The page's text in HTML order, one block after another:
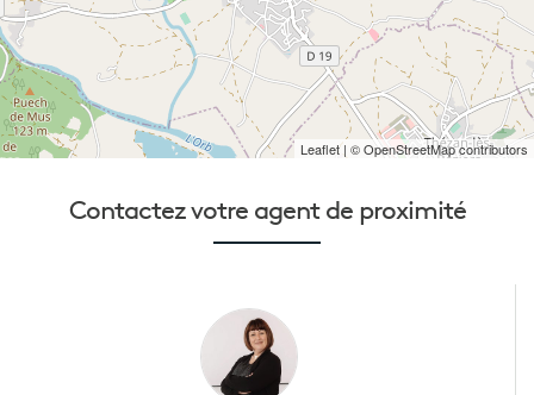
Leaflet| © OpenStreetMap contributors
Contactez votre agent de proximité